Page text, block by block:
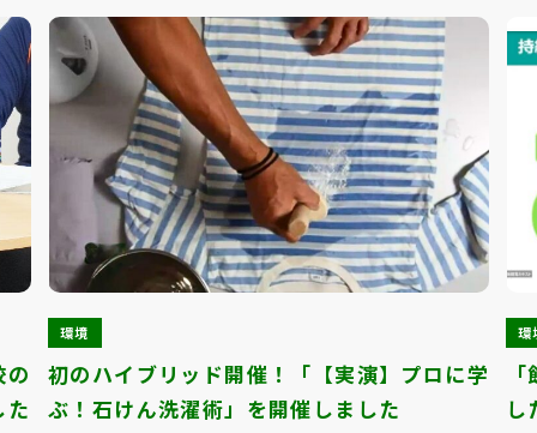
の
た
環境
初のハイブリッド開催！「【実演】プロに学
ぶ！石けん洗濯術」を開催しました
環
し